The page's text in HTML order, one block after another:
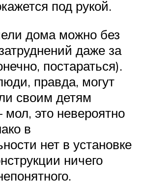
под рукой.
дома можно без
даже за
постараться).
правда, могут
своим детям
это невероятно
в
нет в установке
ничего